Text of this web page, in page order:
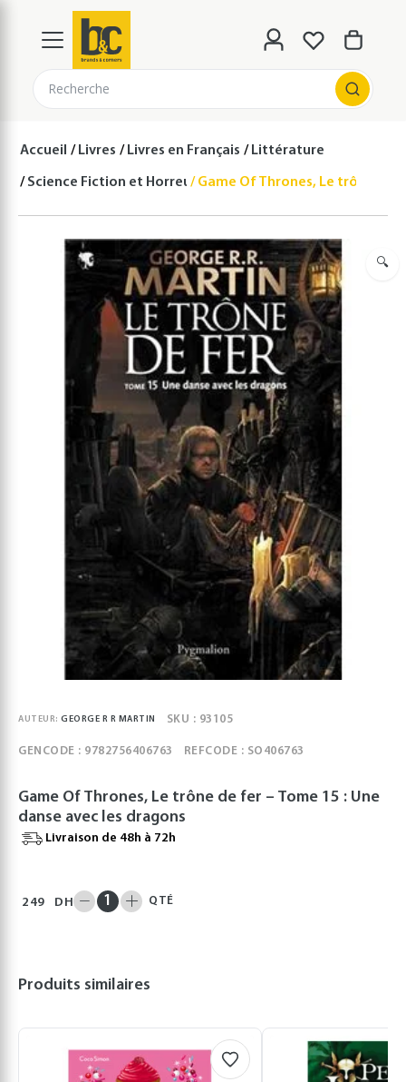
Recherche
Accueil Livres Livres en Français Littérature
Science Fiction et HorreurGame Of Thrones, Le trône de
🔍
AUTEUR: GEORGE R R MARTIN SKU : 93105
GENCODE : 9782756406763 REFCODE : SO406763
Game Of Thrones, Le trône de fer – Tome 15 : Une
danse avec les dragons
Livraison de 48h à 72h
249 DH QTÉ
Produits similaires